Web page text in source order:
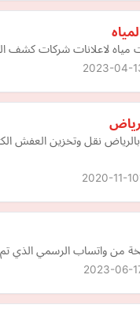
لاعلانات شركات كشف
2023-04-
نقل وتخزين العفش
2020-11-10
من واتساب الرسمي الذي
2023-06-